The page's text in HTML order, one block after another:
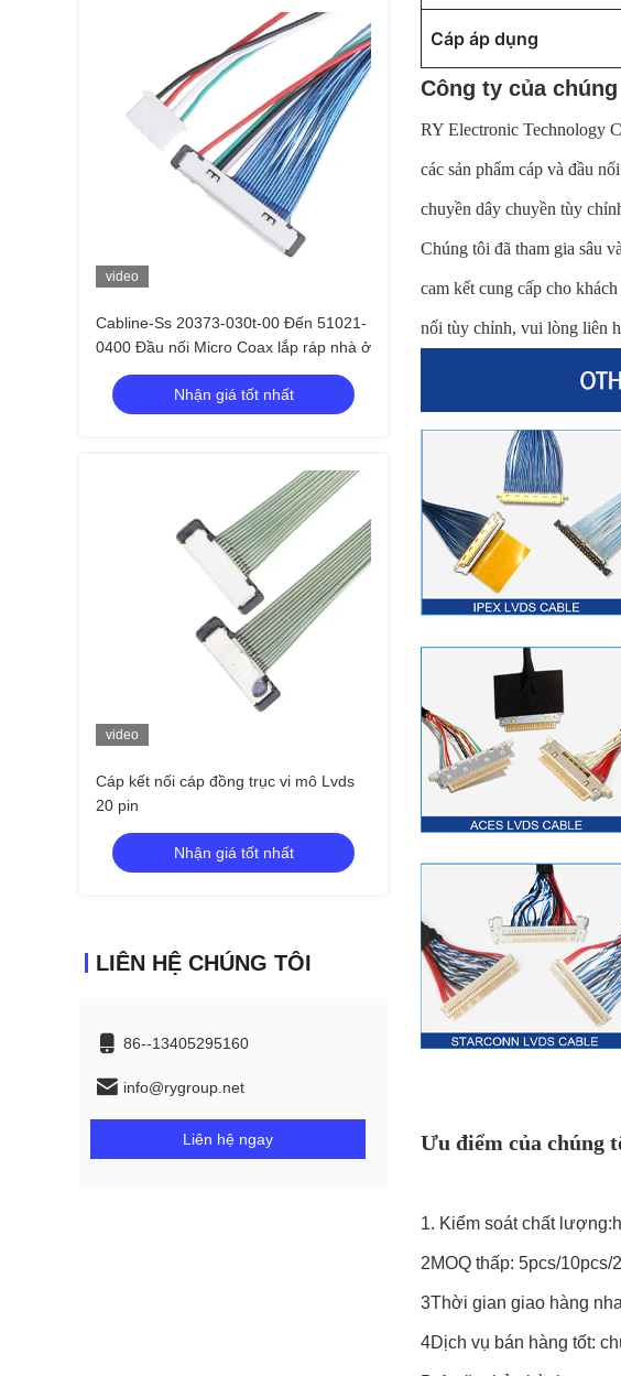
video
Cabline-Ss 20373-030t-00 Đến 51021-
0400 Đầu nối Micro Coax lắp ráp nhà ở
Nhận giá tốt nhất
video
Cáp kết nối cáp đồng trục vi mô Lvds
20 pin
Nhận giá tốt nhất
LIÊN HỆ CHÚNG TÔI
86--13405295160
info@rygroup.net
Liên hệ ngay
Cáp áp dụng
Công ty của
RY Electronic Technology
các sản phẩm cáp và đầu
chuyền dây chuyền tùy
Chúng tôi đã tham gia sâu
cam kết cung cấp cho
nối tùy chỉnh, vui lòng liên
Ưu điểm của chúng
1. Kiểm soát chất
2MOQ thấp: 5pcs/
3Thời gian giao hàng
4Dịch vụ bán hàng tốt: